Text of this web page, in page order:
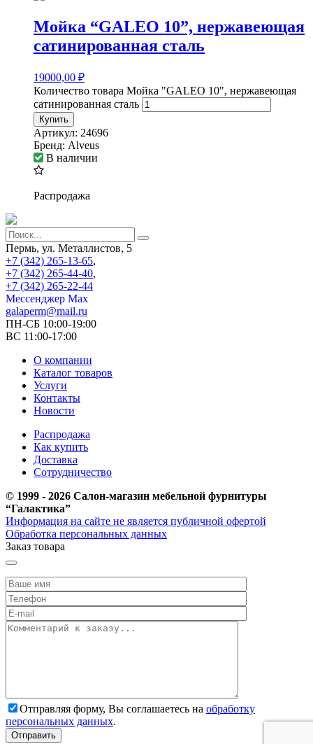
Мойка “GALEO 10”, нержавеющая
сатинированная сталь
19000,00 ₽
Количество товара Мойка "GALEO 10", нержавеющая
сатинированная сталь
Купить
Артикул: 24696
Бренд: Alveus
В наличии
Распродажа
Пермь, ул. Металлистов, 5
+7 (342) 265-13-65,
+7 (342) 265-44-40,
+7 (342) 265-22-44
Мессенджер Мах
galaperm@mail.ru
ПН-СБ 10:00-19:00
ВС 11:00-17:00
О компании
Каталог товаров
Услуги
Контакты
Новости
Распродажа
Как купить
Доставка
Сотрудничество
© 1999 - 2026 Салон-магазин мебельной фурнитуры
“Галактика”
Информация на сайте не является публичной офертой
Обработка персональных данных
Заказ товара
Отправляя форму, Вы соглашаетесь на обработку
персональных данных.